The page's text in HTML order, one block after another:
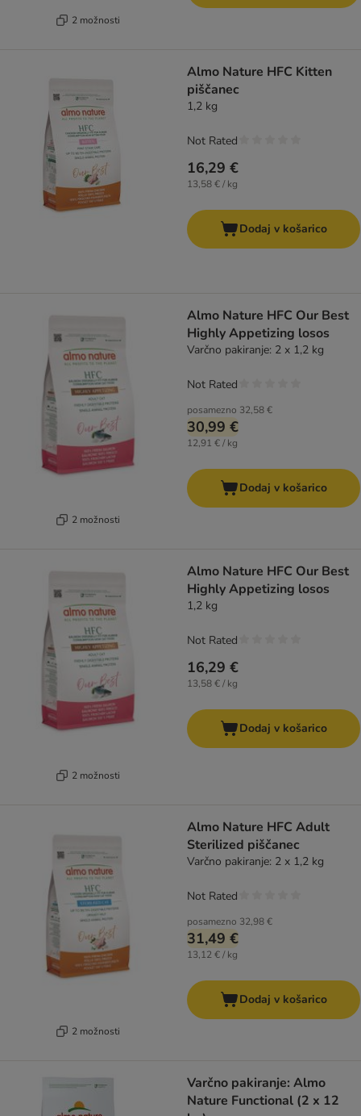
2 možnosti
Almo Nature HFC Kitten
piščanec
1,2 kg
16,29 €
13,58 € / kg
Not Rated
Dodaj v košarico
2 možnosti
Almo Nature HFC Our Best
Highly Appetizing losos
Varčno pakiranje: 2 x 1,2 kg
posamezno 32,58 €
30,99 €
12,91 € / kg
Not Rated
Dodaj v košarico
2 možnosti
Almo Nature HFC Our Best
Highly Appetizing losos
1,2 kg
16,29 €
13,58 € / kg
Not Rated
Dodaj v košarico
2 možnosti
Almo Nature HFC Adult
Sterilized piščanec
Varčno pakiranje: 2 x 1,2 kg
posamezno 32,98 €
31,49 €
13,12 € / kg
Not Rated
Dodaj v košarico
Varčno pakiranje: Almo
Nature Functional (2 x 12